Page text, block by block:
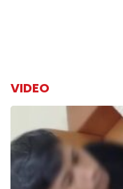
VIDEO